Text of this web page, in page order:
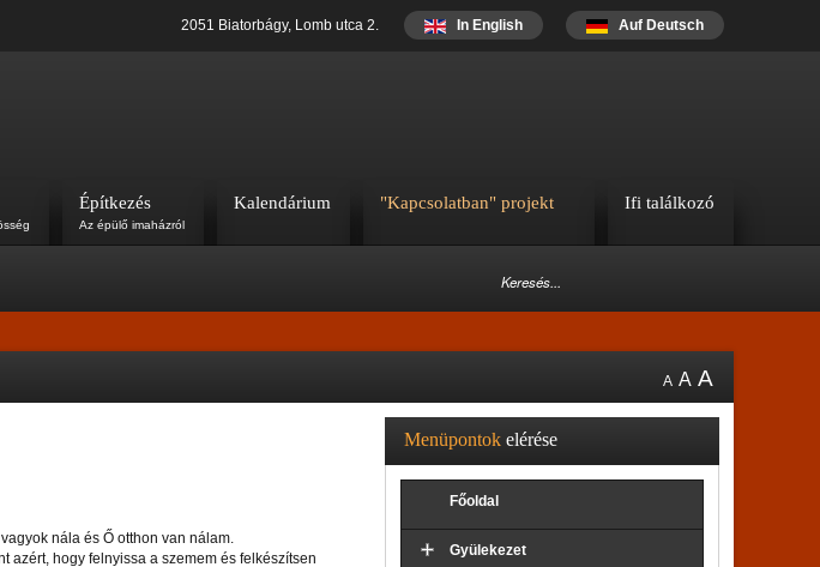
2051 Biatorbágy, Lomb utca 2. In English Auf Deutsch
Építkezés
Az épülő imaházról
Kalendárium "Kapcsolatban" projekt Ifi találkozó
A A A
nála és Ő otthon van nálam.
azért, hogy felnyissa a szemem és felkészítsen
Menüpontok elérése
Főoldal
Gyülekezet